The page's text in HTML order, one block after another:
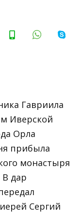
Гавриила
Иверской
Орла
прибыла
монастыря
дар
Сергий